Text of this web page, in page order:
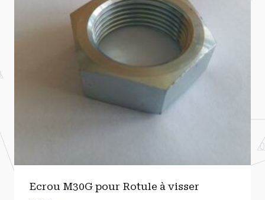
Ecrou M30G pour Rotule à visser